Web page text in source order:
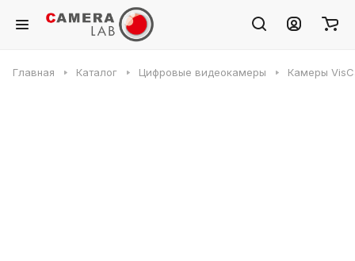
Главная Каталог Цифровые видеокамеры Камеры